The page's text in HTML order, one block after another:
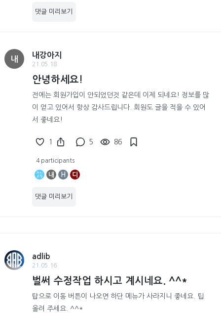
댓글 미리보기
내
내강아지
21.05.18
안녕하세요!
전에는 회원가입이 안되었던것 같은데 이제 되네요! 정보를 많
이 얻고 있어서 항상 감사드립니다. 회원도 글을 적을 수 있어
서 좋네요!
1 5 86
4 participants
내 H 디
댓글 미리보기
adlib
21.05.16
벌써 수정작업 하시고 계시네요. ^^*
탑으로 이동 버튼이 나오면 하단 메뉴가 사라지니 좋네요. 팁
올려 주세요. ^^*